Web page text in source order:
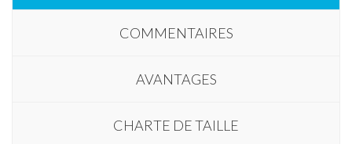
COMMENTAIRES
AVANTAGES
CHARTE DE TAILLE